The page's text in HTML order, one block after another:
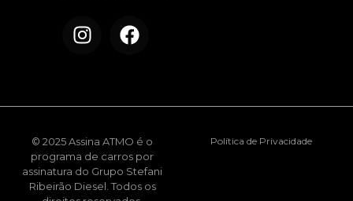
© 2025 Assina ATMO é o
programa de carros por
assinatura do Grupo Stefani
Ribeirão Diesel. Todos os
Política de Privacidade